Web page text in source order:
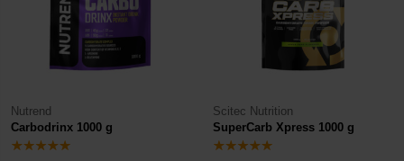
Nutrend
Carbodrinx 1000 g
Scitec Nutrition
SuperCarb Xpress 1000 g